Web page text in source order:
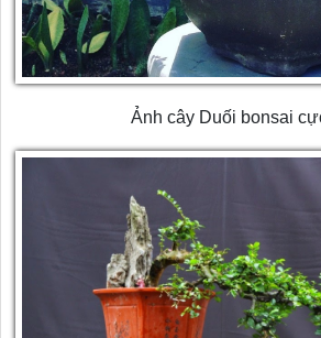
Ảnh cây Duối bonsai